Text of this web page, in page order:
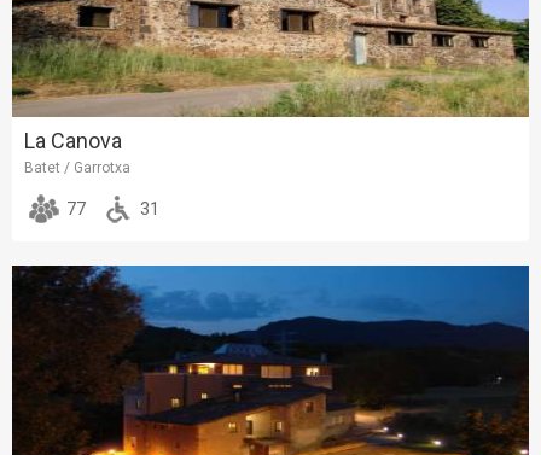
La Canova
Batet / Garrotxa
77 31